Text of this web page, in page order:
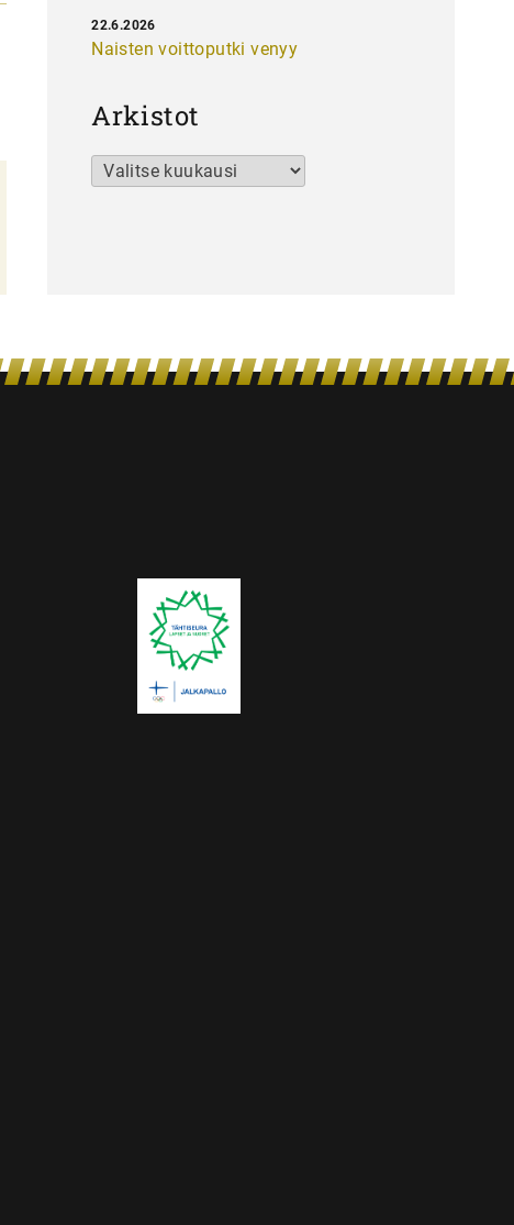
Naisten voittoputki venyy
22.6.2026
Arkistot
Arkistot